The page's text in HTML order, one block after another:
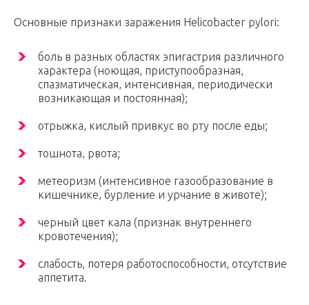
Основные признаки заражения Helicobacter pylori:
боль в разных областях эпигастрия различного
характера (ноющая, приступообразная,
спазматическая, интенсивная, периодически
возникающая и постоянная);
отрыжка, кислый привкус во рту после еды;
тошнота, рвота;
метеоризм (интенсивное газообразование в
кишечнике, бурление и урчание в животе);
черный цвет кала (признак внутреннего
кровотечения);
слабость, потеря работоспособности, отсутствие
аппетита.